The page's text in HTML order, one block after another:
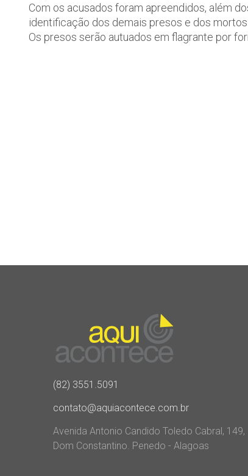
Com os acusados foram apreendidos, além
identificação dos demais presos e dos
Os presos serão autuados em flagrante por
(82) 3551.5091
contato@aquiacontece.com.br
Avenida Antonio Candido Toledo Cabral, 149,
Dom Constantino. Penedo - Alagoas